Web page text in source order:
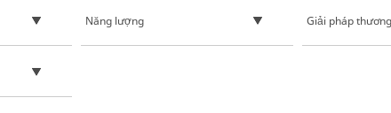
Năng lượng Giải pháp